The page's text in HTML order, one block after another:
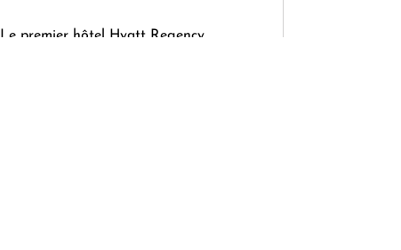
Le premier hôtel Hyatt Regency